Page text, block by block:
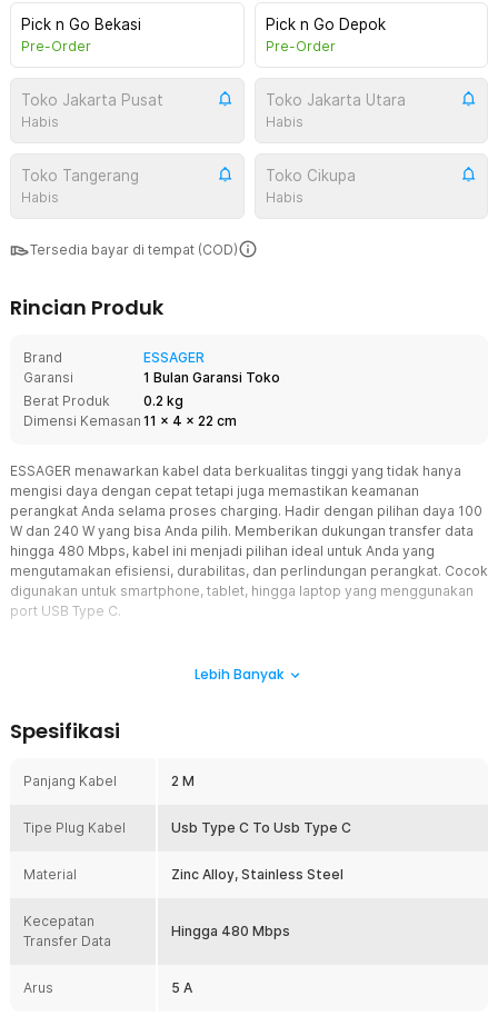
Pick n Go Bekasi
Pre-Order
Pick n Go Depok
Pre-Order
Toko Jakarta Pusat
Habis
Toko Jakarta Utara
Habis
Toko Tangerang
Habis
Toko Cikupa
Habis
Tersedia bayar di tempat (COD)
Rincian Produk
Brand
ESSAGER
Garansi
1 Bulan Garansi Toko
Berat Produk
0.2 kg
Dimensi Kemasan 11 x 4 x 22 cm
ESSAGER menawarkan kabel data berkualitas tinggi yang tidak hanya
mengisi daya dengan cepat tetapi juga memastikan keamanan
perangkat Anda selama proses charging. Hadir dengan pilihan daya 100
W dan 240 W yang bisa Anda pilih. Memberikan dukungan transfer data
hingga 480 Mbps, kabel ini menjadi pilihan ideal untuk Anda yang
mengutamakan efisiensi, durabilitas, dan perlindungan perangkat. Cocok
digunakan untuk smartphone, tablet, hingga laptop yang menggunakan
port USB Type C.
data ESSAGER mampu mengisi daya lebih cepat dari kabel data
maupun smartphone. Hadir dengan pilihan daya antara 100 W dan
240 W yang bisa Anda pilih sesuai dengan kebutuhan daya
Selain berfungsi sebagai kabel multifungsi ini juga mampu
melakukan transfer data hingga 480 Mbps. Anda dapat
dengan cepat tanpa mengganggu proses pengisian daya.
Dilengkapi chip kontrol cerdas yang mampu menstabilkan arus dan
Lebih Banyak
Spesifikasi
Panjang Kabel 2 M
Tipe Plug Kabel Usb Type C To Usb Type C
Material Zinc Alloy, Stainless Steel
Kecepatan
Transfer Data
Hingga 480 Mbps
Arus 5 A